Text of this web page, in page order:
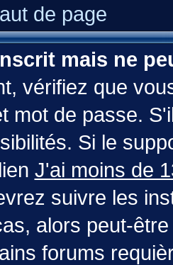
de page
mais ne
vérifiez que
mot de passe.
Si le
J'ai moins de
suivre les
alors peut-
forums